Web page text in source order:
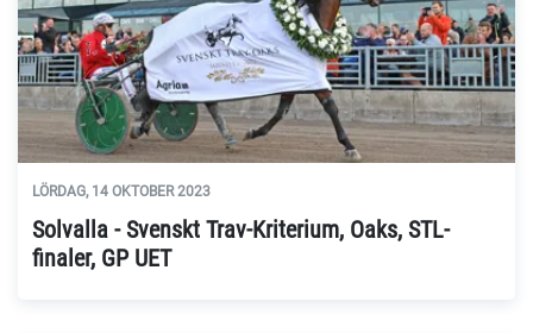
LÖRDAG, 14 OKTOBER 2023
Solvalla - Svenskt Trav-Kriterium, Oaks, STL-
finaler, GP UET